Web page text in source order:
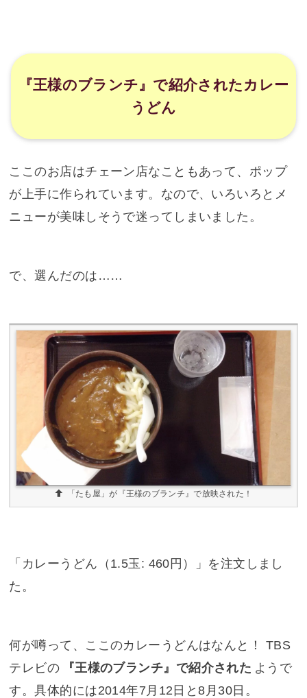
『王様のブランチ』で紹介されたカレー
うどん
ここのお店はチェーン店なこともあって、ポップ
が上手に作られています。なので、いろいろとメ
ニューが美味しそうで迷ってしまいました。
で、選んだのは……
「たも屋」が『王様のブランチ』で放映された！
「カレーうどん（1.5玉: 460円）」を注文しまし
た。
何が噂って、ここのカレーうどんはなんと！ TBS
テレビの
『王様のブランチ 』で紹介された ようで
す。具体的には2014年7月12日と8月30日。